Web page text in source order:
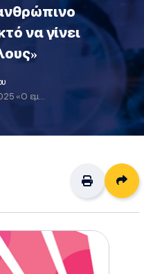
να γίνει